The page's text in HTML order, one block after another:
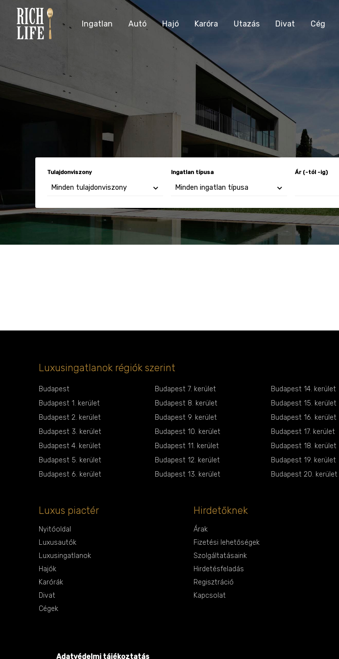
Ingatlan Autó Hajó Karóra Utazás Divat Cég
Tulajdonviszony Ingatlan típusa Ár (-tól -ig)
Luxusingatlanok régiók szerint
Budapest
Budapest 1. kerület
Budapest 2. kerület
Budapest 3. kerület
Budapest 4. kerület
Budapest 5. kerület
Budapest 6. kerület
Budapest 7. kerület
Budapest 8. kerület
Budapest 9. kerület
Budapest 10. kerület
Budapest 11. kerület
Budapest 12. kerület
Budapest 13. kerület
Budapest 14. kerület
Budapest 15. kerület
Budapest 16. kerület
Budapest 17. kerület
Budapest 18. kerület
Budapest 19. kerület
Budapest 20. kerület
Luxus piactér
Nyitóoldal
Luxusautók
Luxusingatlanok
Hajók
Karórák
Divat
Cégek
Hirdetőknek
Árak
Fizetési lehetőségek
Szolgáltatásaink
Hirdetésfeladás
Regisztráció
Kapcsolat
Adatvédelmi tájékoztatás